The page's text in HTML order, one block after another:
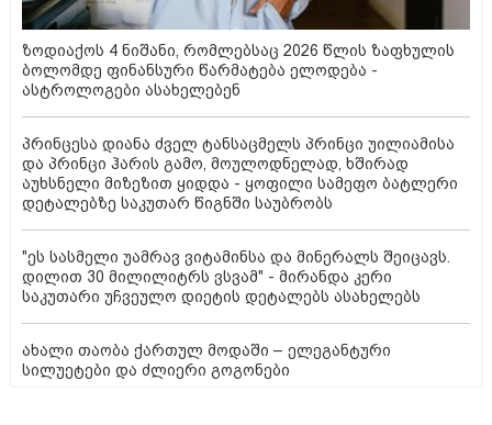
ზოდიაქოს 4 ნიშანი, რომლებსაც 2026 წლის ზაფხულის
ბოლომდე ფინანსური წარმატება ელოდება -
ასტროლოგები ასახელებენ
პრინცესა დიანა ძველ ტანსაცმელს პრინცი უილიამისა
და პრინცი ჰარის გამო, მოულოდნელად, ხშირად
აუხსნელი მიზეზით ყიდდა - ყოფილი სამეფო ბატლერი
დეტალებზე საკუთარ წიგნში საუბრობს
"ეს სასმელი უამრავ ვიტამინსა და მინერალს შეიცავს.
დილით 30 მილილიტრს ვსვამ" - მირანდა კერი
საკუთარი უჩვეულო დიეტის დეტალებს ასახელებს
ახალი თაობა ქართულ მოდაში – ელეგანტური
სილუეტები და ძლიერი გოგონები